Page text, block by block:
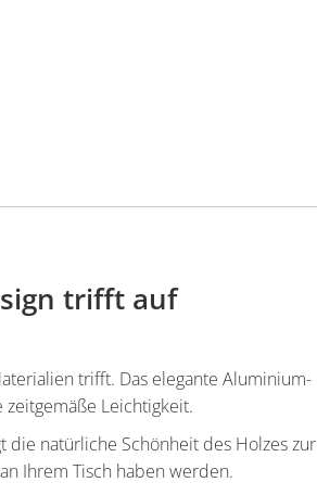
trifft auf
trifft. Das elegante Aluminium-
Leichtigkeit.
natürliche Schönheit des Holzes zur
Ihrem Tisch haben werden.